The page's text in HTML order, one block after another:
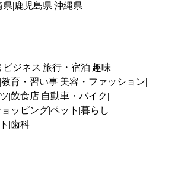
県 鹿児島県 沖縄県
ビジネス 旅行・宿泊 趣味
教育・習い事 美容・ファッション
飲食店 自動車・バイク
ョッピングペット 暮らし
歯科